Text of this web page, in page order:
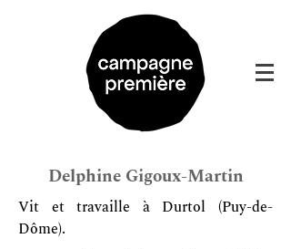
Delphine Gigoux-Martin
Vit et travaille à Durtol (Puy-de-
Dôme).